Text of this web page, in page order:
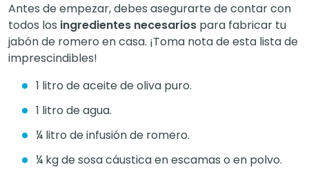
Antes de empezar, debes asegurarte de contar con
todos los ingredientes necesarios para fabricar tu
jabón de romero en casa. ¡Toma nota de esta lista de
imprescindibles!
1 litro de aceite de oliva puro.
1 litro de agua.
¼ litro de infusión de romero.
¼ kg de sosa cáustica en escamas o en polvo.